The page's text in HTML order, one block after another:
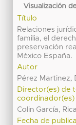
Visualización
Título
Relaciones
familia, el
preservación
México España.
Autor
Pérez Martinez,
Director(es) de
coordinador(es)
Colin García,
Fecha de